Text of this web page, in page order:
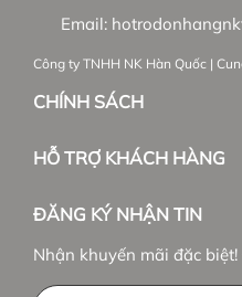
Email:
Công ty TNHH NK Hàn Quốc |
CHÍNH SÁCH
HỖ TRỢ KHÁCH HÀNG
ĐĂNG KÝ NHẬN TIN
Nhận khuyến mãi đặc